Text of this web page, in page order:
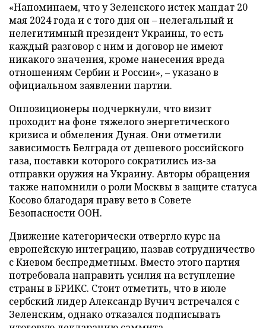
«Напоминаем, что у Зеленского истек мандат 20
мая 2024 года и с того дня он – нелегальный и
нелегитимный президент Украины, то есть
каждый разговор с ним и договор не имеют
никакого значения, кроме нанесения вреда
отношениям Сербии и России», – указано в
официальном заявлении партии.
Оппозиционеры подчеркнули, что визит
проходит на фоне тяжелого энергетического
кризиса и обмеления Дуная. Они отметили
зависимость Белграда от дешевого российского
газа, поставки которого сократились из-за
отправки оружия на Украину. Авторы обращения
также напомнили о роли Москвы в защите статуса
Косово благодаря праву вето в Совете
Безопасности ООН.
Движение категорически отвергло курс на
европейскую интеграцию, назвав сотрудничество
с Киевом беспредметным. Вместо этого партия
потребовала направить усилия на вступление
страны в БРИКС. Стоит отметить, что в июле
сербский лидер Александр Вучич встречался с
Зеленским, однако отказался подписывать